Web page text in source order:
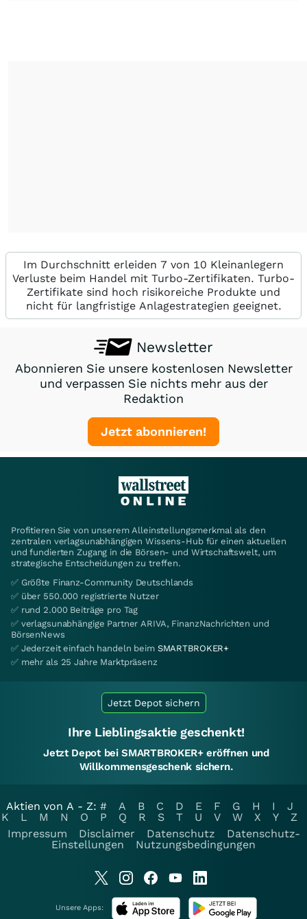
Im Durchschnitt erleiden 7 von 10 Kleinanlegern
Verluste beim Handel mit Turbo-Zertifikaten. Turbo-
Zertifikate sind hoch risikoreiche Produkte und
nicht für langfristige Anlagestrategien geeignet.
Newsletter
Abonnieren Sie unsere kostenlosen Newsletter
und verpassen Sie nichts mehr aus der
Redaktion
Jetzt abonnieren!
Profitieren Sie von unserem Alleinstellungsmerkmal als den
zentralen verlagsunabhängigen Wissens-Hub für einen aktuellen
und fundierten Zugang in die Börsen- und Wirtschaftswelt, um
strategische Entscheidungen zu treffen.
✅ Größte Finanz-Community Deutschlands
✅ über 550.000 registrierte Nutzer
✅ rund 2.000 Beiträge pro Tag
✅ verlagsunabhängige Partner ARIVA, FinanzNachrichten und
BörsenNews
✅ Jederzeit einfach handeln beim SMARTBROKER+
✅ mehr als 25 Jahre Marktpräsenz
Jetzt Depot sichern
Ihre Lieblingsaktie geschenkt!
Jetzt Depot bei SMARTBROKER+ eröffnen und
Willkommensgeschenk sichern.
Aktien von A - Z: # A B C D E F G H I
J
K
L M N O P Q R S T U V W X Y
Z
Impressum
Disclaimer Datenschutz
Datenschutz-
Einstellungen
Nutzungsbedingungen
Unsere Apps: